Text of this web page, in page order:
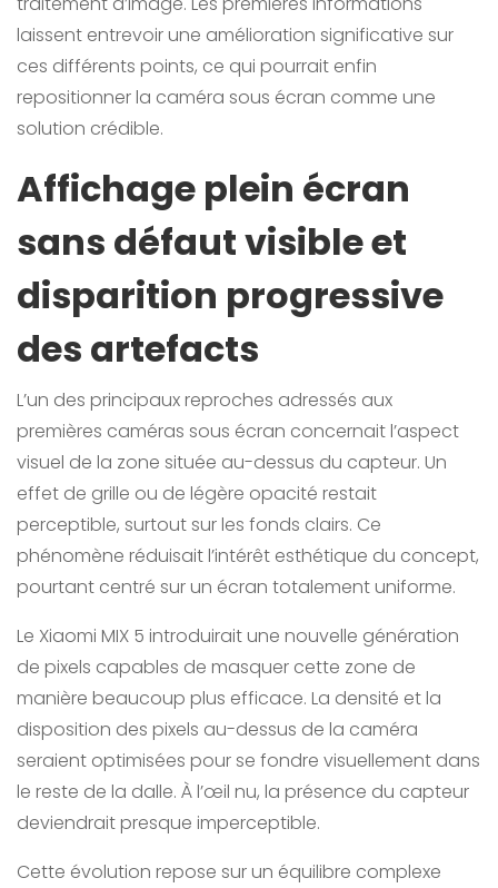
laissent entrevoir une amélioration significative sur
ces différents points, ce qui pourrait enfin
repositionner la caméra sous écran comme une
solution crédible.
Affichage plein écran
sans défaut visible et
disparition progressive
des artefacts
L’un des principaux reproches adressés aux
premières caméras sous écran concernait l’aspect
visuel de la zone située au-dessus du capteur. Un
effet de grille ou de légère opacité restait
perceptible, surtout sur les fonds clairs. Ce
phénomène réduisait l’intérêt esthétique du concept,
pourtant centré sur un écran totalement uniforme.
Le Xiaomi MIX 5 introduirait une nouvelle génération
de pixels capables de masquer cette zone de
manière beaucoup plus efficace. La densité et la
disposition des pixels au-dessus de la caméra
seraient optimisées pour se fondre visuellement dans
le reste de la dalle. À l’œil nu, la présence du capteur
deviendrait presque imperceptible.
Cette évolution repose sur un équilibre complexe